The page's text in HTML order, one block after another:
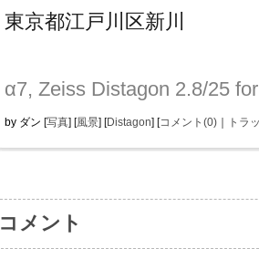
東京都江戸川区新川
α7, Zeiss Distagon 2.8/25
by ダン [写真] [風景] [Distagon] [コメント(0) ｜ トラ
コメント